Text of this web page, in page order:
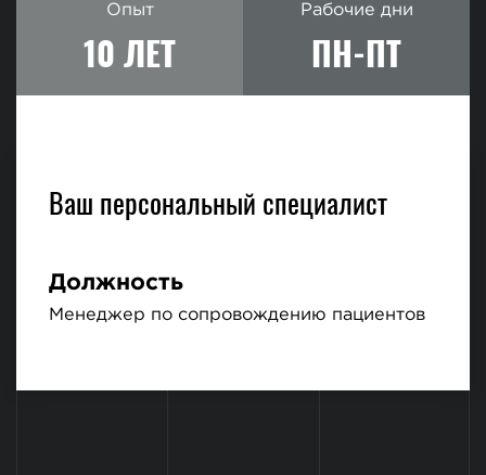
Опыт
10 ЛЕТ
Рабочие дни
ПН-ПТ
Ваш персональный специалист
Должность
Менеджер по сопровождению пациентов